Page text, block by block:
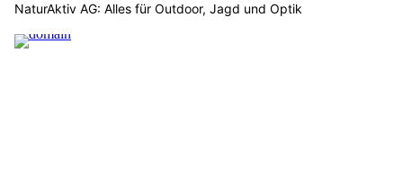
NaturAktiv AG: Alles für Outdoor, Jagd und Optik